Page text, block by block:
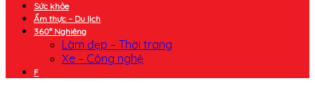
Sức khỏe
Ẩm thực – Du lịch
360° Nghiêng
Làm đẹp – Thời trang
Xe – Công nghệ
F